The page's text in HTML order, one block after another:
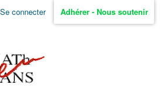
Aller
Se connecter Adhérer - Nous soutenir